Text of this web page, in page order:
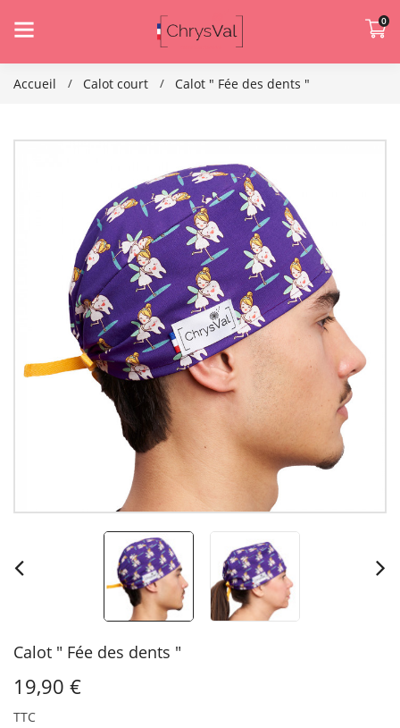
0
Accueil Calot court Calot " Fée des dents "
Calot " Fée des dents "
19,90 €
TTC